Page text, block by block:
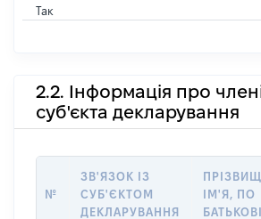
Так
2.2. Інформація про
суб'єкта декларування
№
ЗВ'ЯЗОК ІЗ
СУБ'ЄКТОМ
ДЕКЛАРУВАННЯ
ІМ'Я, ПО
БАТЬКОВІ